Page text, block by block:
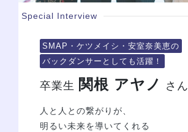
Special Interview
SMAP・ケツメイシ・安室奈美恵の
バックダンサーとしても活躍！
卒業生 関根 アヤノ さん
人と人との繋がりが、
明るい未来を導いてくれる